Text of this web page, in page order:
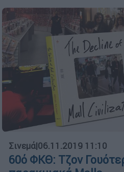
Σινεμά|06.11.2019 11:10
60ό ΦΚΘ: Τζον